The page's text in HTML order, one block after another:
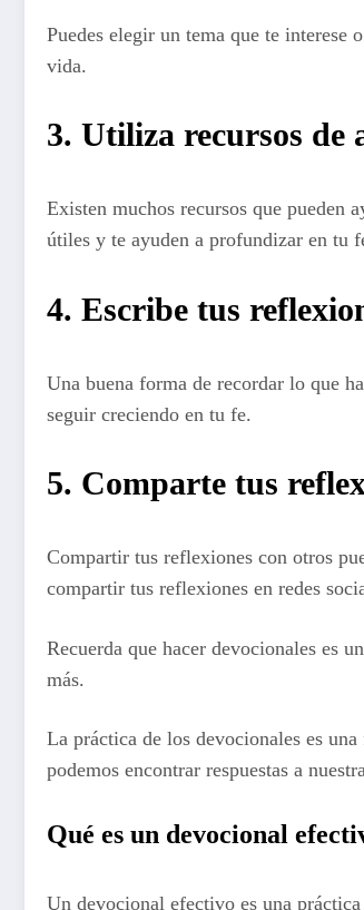
Puedes elegir un tema que te
vida.
3. Utiliza recursos de
Existen muchos recursos que pueden
útiles y te ayuden a profundizar en tu
4. Escribe tus
Una buena forma de recordar lo que
seguir creciendo en tu fe.
5. Comparte tus
Compartir tus reflexiones con otros
compartir tus reflexiones en redes
Recuerda que hacer devocionales es
más.
La práctica de los devocionales es
podemos encontrar respuestas a
Qué es un devocional
Un devocional efectivo es una